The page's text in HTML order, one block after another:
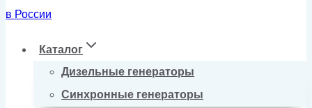
Каталог
Дизельные генераторы
Синхронные генераторы